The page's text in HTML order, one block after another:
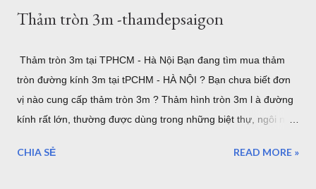
Thảm tròn 3m -thamdepsaigon
Thảm tròn 3m tại TPHCM - Hà Nội Bạn đang tìm mua thảm
tròn đường kính 3m tại tPCHM - HÀ NỘI ? Bạn chưa biết đơn
vị nào cung cấp thảm tròn 3m ? Thảm hình tròn 3m l à đường
kính rất lớn, thường được dùng trong những biệt thự, ngôi nhà
lưu ý rằng đây là đường kính lớn nhất của thảm tròn bán tại
CHIA SẺ READ MORE »